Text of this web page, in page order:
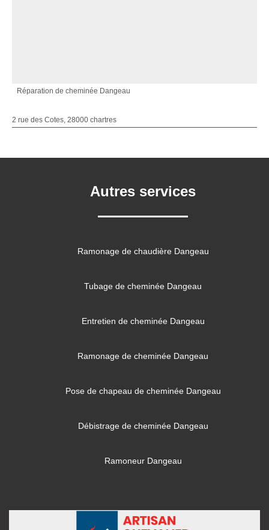
Réparation de cheminée Dangeau
2 rue des Cotes, 28000 chartres
Autres services
Ramonage de chaudière Dangeau
Tubage de cheminée Dangeau
Entretien de cheminée Dangeau
Ramonage de cheminée Dangeau
Pose de chapeau de cheminée Dangeau
Débistrage de cheminée Dangeau
Ramoneur Dangeau